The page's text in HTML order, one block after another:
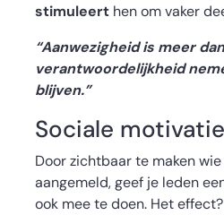
stimuleert hen om vaker
“Aanwezigheid is meer
verantwoordelijkheid
blijven.”
Sociale motivatie
Door zichtbaar te maken
aangemeld, geef je leden
ook mee te doen. Het